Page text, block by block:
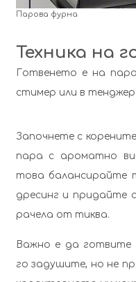
Парова фурна
Техника на
Готвенето е на
стимер или в
Започнете с
пара с ароматно
това балансирайте
дресинг и придайте
рачела от тиква.
Важно е да готвите
го задушите, но не